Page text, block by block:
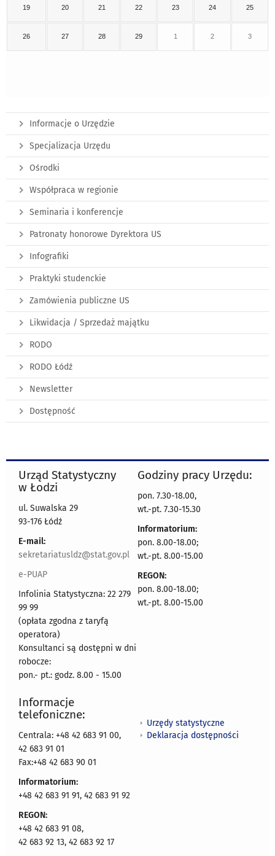
19 20 21 22 23 24 25
26 27 28 29 1 2 3
Informacje o Urzędzie
Specjalizacja Urzędu
Ośrodki
Współpraca w regionie
Seminaria i konferencje
Patronaty honorowe Dyrektora US
Infografiki
Praktyki studenckie
Zamówienia publiczne US
Likwidacja / Sprzedaż majątku
RODO
RODO Łódź
Newsletter
Dostępność
Urząd Statystyczny
w Łodzi
ul. Suwalska 29
93-176 Łódź
E-mail:
sekretariatusldz@stat.gov.pl
e-PUAP
Infolinia Statystyczna: 22 279
99 99
(opłata zgodna z taryfą
operatora)
Konsultanci są dostępni w dni
robocze:
pon.- pt.: godz. 8.00 - 15.00
Godziny pracy Urzędu:
pon. 7.30-18.00,
wt.-pt. 7.30-15.30
Informatorium:
pon. 8.00-18.00;
wt.-pt. 8.00-15.00
REGON:
pon. 8.00-18.00;
wt.-pt. 8.00-15.00
Informacje
telefoniczne:
Centrala: +48 42 683 91 00,
42 683 91 01
Fax:+48 42 683 90 01
Informatorium:
+48 42 683 91 91, 42 683 91 92
REGON:
+48 42 683 91 08,
42 683 92 13, 42 683 92 17
Urzędy statystyczne
Deklaracja dostępności